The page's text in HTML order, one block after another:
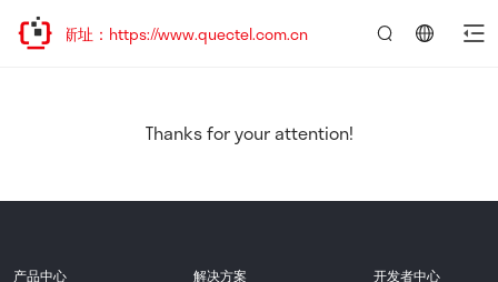
迎访问新址：https://www.quectel.com.cn
Thanks for your attention!
产品中心 解决方案 开发者中心